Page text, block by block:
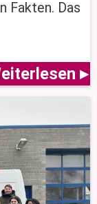
Fakten. Das
▸